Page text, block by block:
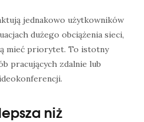
jednakowo użytkowników
dużego obciążenia sieci,
mieć priorytet. To istotny
pracujących zdalnie lub
niż